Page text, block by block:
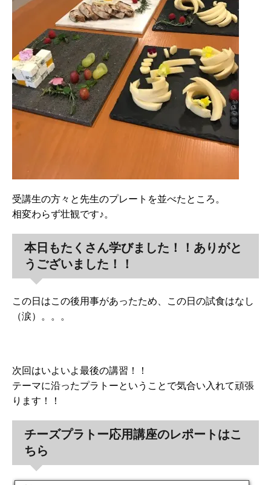
受講生の方々と先生のプレートを並べたところ。
相変わらず壮観です♪。
本日もたくさん学びました！！ありがと
うございました！！
この日はこの後用事があったため、この日の試食はなし
（涙）。。。
次回はいよいよ最後の講習！！
テーマに沿ったプラトーということで気合い入れて頑張
ります！！
チーズプラトー応用講座のレポートはこ
ちら